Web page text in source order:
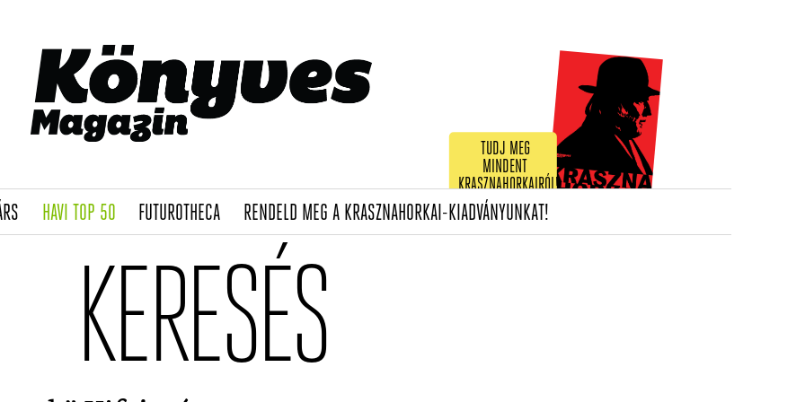
TUDJ MEG
MINDENT
KRASZNAHORKAIRÓL!
(CURRENT)
HAVI TOP 50(CURRENT)
FUTUROTHECA(CURRENT)
RENDELD MEG A KRASZNAHORKAI-KIADVÁNYUNKAT!(CURRENT)
KERESÉS